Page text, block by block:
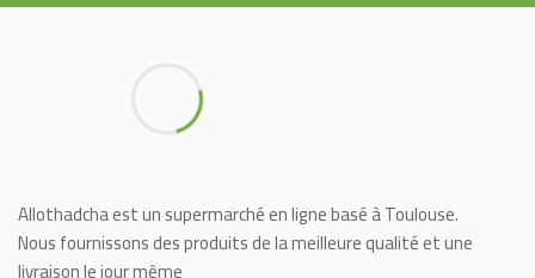
Allothadcha est un supermarché en ligne basé à Toulouse.
Nous fournissons des produits de la meilleure qualité et une